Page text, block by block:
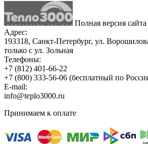
Полная версия сайта
Адрес:
193318, Санкт-Петербург, ул.
только с ул. Зольная
Телефоны:
+7 (812) 401-66-22
+7 (800) 333-56-06 (бесплатный по
E-mail:
info@teplo3000.ru
Принимаем к оплате